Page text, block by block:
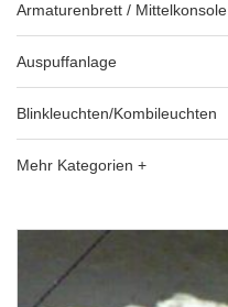
Armaturenbrett / Mittelkonsole
Auspuffanlage
Blinkleuchten/Kombileuchten
Mehr Kategorien +